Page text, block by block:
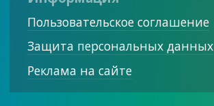
Пользовательское соглашение
Защита персональных данных
Реклама на сайте